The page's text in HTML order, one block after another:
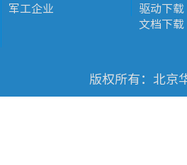
军工企业
驱动下载
文档下载
版权所有：北京